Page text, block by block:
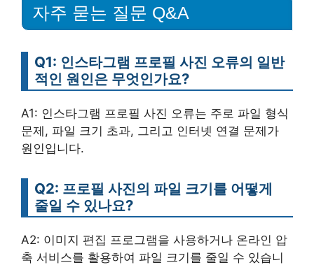
자주 묻는 질문 Q&A
Q1: 인스타그램 프로필 사진 오류의 일반
적인 원인은 무엇인가요?
A1: 인스타그램 프로필 사진 오류는 주로 파일 형식
문제, 파일 크기 초과, 그리고 인터넷 연결 문제가
원인입니다.
Q2: 프로필 사진의 파일 크기를 어떻게
줄일 수 있나요?
A2: 이미지 편집 프로그램을 사용하거나 온라인 압
축 서비스를 활용하여 파일 크기를 줄일 수 있습니